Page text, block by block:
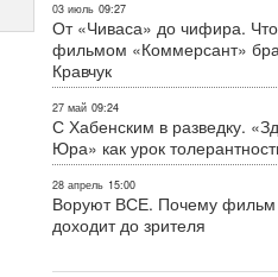
03 июль 09:27
От «Чиваса» до чифира.
фильмом «Коммерсант»
Кравчук
27 май 09:24
С Хабенским в разведку.
Юра» как урок
28 апрель 15:00
Воруют ВСЕ. Почему
доходит до зрителя